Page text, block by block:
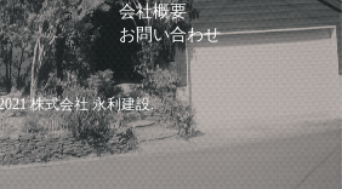
会社概要
お問い合わせ
株式会社 永利建設.